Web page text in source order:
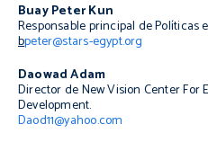
Buay Peter Kun
Responsable principal de Políticas
bpeter@stars-egypt.org
Daowad Adam
Director de New Vision Center For
Development.
Daod11@yahoo.com